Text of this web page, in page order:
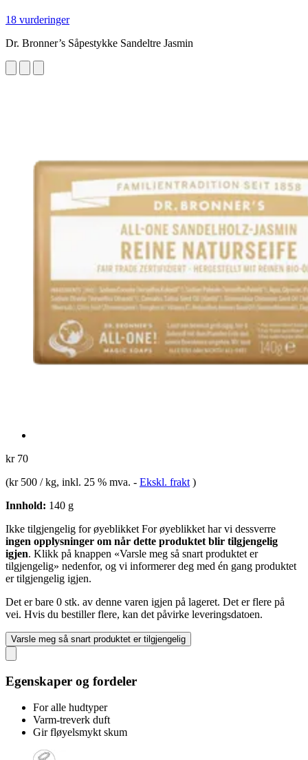
18 vurderinger
Dr. Bronner’s Såpestykke Sandeltre Jasmin
kr 70
(kr 500 / kg, inkl. 25 % mva. - Ekskl. frakt )
Innhold: 140 g
Ikke tilgjengelig for øyeblikket For øyeblikket har vi dessverre
ingen opplysninger om når dette produktet blir tilgjengelig
igjen. Klikk på knappen «Varsle meg så snart produktet er
tilgjengelig» nedenfor, og vi informerer deg med én gang produktet
er tilgjengelig igjen.
Det er bare 0 stk. av denne varen igjen på lageret. Det er flere på
vei. Hvis du bestiller flere, kan det påvirke leveringsdatoen.
Varsle meg så snart produktet er tilgjengelig
Egenskaper og fordeler
For alle hudtyper
Varm-treverk duft
Gir fløyelsmykt skum